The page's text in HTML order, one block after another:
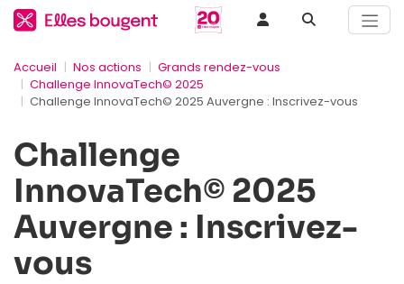
Accueil Nos actions
Grands rendez-vous
Challenge InnovaTech© 2025
Challenge InnovaTech© 2025 Auvergne : Inscrivez-vous
Challenge
InnovaTech© 2025
Auvergne : Inscrivez-
vous